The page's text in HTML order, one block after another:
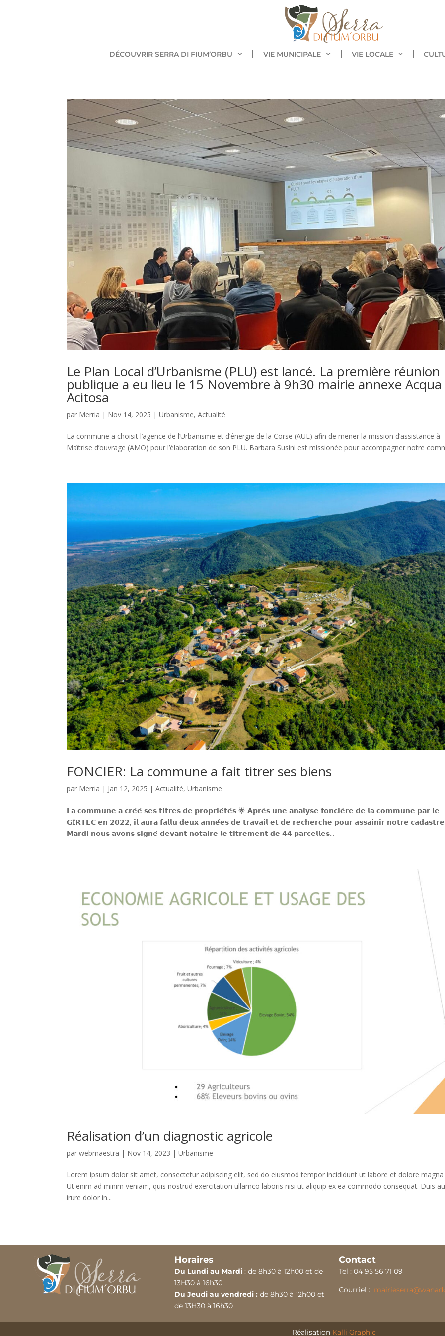
DÉCOUVRIR SERRA DI FIUM’ORBU VIE MUNICIPALE VIE LOCALE
Le Plan Local d’Urbanisme (PLU) est lancé. La première réunion
publique a eu lieu le 15 Novembre à 9h30 mairie annexe Acqua
Acitosa
par Merria | Nov 14, 2025 |Urbanisme,Actualité
La commune a choisit l’agence de l’Urbanisme et d’énergie de la Corse (AUE) afin de mener la mission d’assistance à
Maîtrise d’ouvrage (AMO) pour l’élaboration de son PLU. Barbara Susini est missionée pour accompagner notre
FONCIER: La commune a fait titrer ses biens
par Merria | Jan 12, 2025 |Actualité,Urbanisme
𝗟𝗮 𝗰𝗼𝗺𝗺𝘂𝗻𝗲 𝗮 𝗰𝗿𝗲́𝗲́ 𝘀𝗲𝘀 𝘁𝗶𝘁𝗿𝗲𝘀 𝗱𝗲 𝗽𝗿𝗼𝗽𝗿𝗶𝗲́𝘁𝗲́𝘀 🌟 𝗔𝗽𝗿𝗲̀𝘀 𝘂𝗻𝗲 𝗮𝗻𝗮𝗹𝘆𝘀𝗲 𝗳𝗼𝗻𝗰𝗶𝗲̀𝗿𝗲 𝗱𝗲 𝗹𝗮 𝗰𝗼𝗺𝗺𝘂𝗻𝗲 𝗽𝗮𝗿 𝗹𝗲
𝗚𝗜𝗥𝗧𝗘𝗖 𝗲𝗻 𝟮𝟬𝟮𝟮, 𝗶𝗹 𝗮𝘂𝗿𝗮 𝗳𝗮𝗹𝗹𝘂 𝗱𝗲𝘂𝘅 𝗮𝗻𝗻𝗲́𝗲𝘀 𝗱𝗲 𝘁𝗿𝗮𝘃𝗮𝗶𝗹 𝗲𝘁 𝗱𝗲 𝗿𝗲𝗰𝗵𝗲𝗿𝗰𝗵𝗲 𝗽𝗼𝘂𝗿 𝗮𝘀𝘀𝗮𝗶𝗻𝗶𝗿 𝗻𝗼𝘁𝗿𝗲
𝗠𝗮𝗿𝗱𝗶 𝗻𝗼𝘂𝘀 𝗮𝘃𝗼𝗻𝘀 𝘀𝗶𝗴𝗻𝗲́ 𝗱𝗲𝘃𝗮𝗻𝘁 𝗻𝗼𝘁𝗮𝗶𝗿𝗲 𝗹𝗲 𝘁𝗶𝘁𝗿𝗲𝗺𝗲𝗻𝘁 𝗱𝗲 𝟰𝟰 𝗽𝗮𝗿𝗰𝗲𝗹𝗹𝗲𝘀...
Réalisation d’un diagnostic agricole
parwebmaestra | Nov 14, 2023 |Urbanisme
Lorem ipsum dolor sit amet, consectetur adipiscing elit, sed do eiusmod tempor incididunt ut labore et dolore magna
Ut enim ad minim veniam, quis nostrud exercitation ullamco laboris nisi ut aliquip ex ea commodo consequat. Duis
irure dolor in...
Horaires
Du Lundi au Mardi : de 8h30 à 12h00 et de
13H30 à 16h30
Du Jeudi au vendredi : de 8h30 à 12h00 et
de 13H30 à 16h30
Contact
Tel : 04 95 56 71 09
Courriel :
Réalisation Kalli Graphic